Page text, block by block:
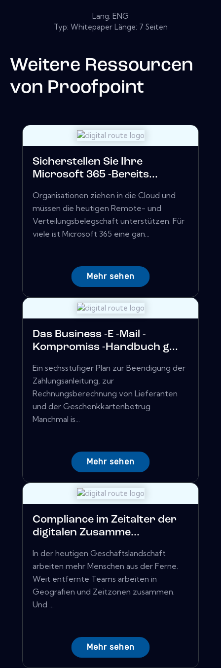
Lang: ENG
Typ: Whitepaper Länge: 7 Seiten
Weitere Ressourcen
von Proofpoint
Sicherstellen Sie Ihre
Microsoft 365 -Bereits...
Organisationen ziehen in die Cloud und
müssen die heutigen Remote- und
Verteilungsbelegschaft unterstützen. Für
viele ist Microsoft 365 eine gan...
Mehr sehen
Das Business -E -Mail -
Kompromiss -Handbuch g...
Ein sechsstufiger Plan zur Beendigung der
Zahlungsanleitung, zur
Rechnungsberechnung von Lieferanten
und der Geschenkkartenbetrug
Manchmal is...
Mehr sehen
Compliance im Zeitalter der
digitalen Zusamme...
In der heutigen Geschäftslandschaft
arbeiten mehr Menschen aus der Ferne.
Weit entfernte Teams arbeiten in
Geografien und Zeitzonen zusammen.
Und ...
Mehr sehen